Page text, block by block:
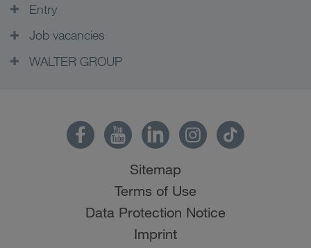
Entry
Job vacancies
WALTER GROUP
Sitemap
Terms of Use
Data Protection Notice
Imprint